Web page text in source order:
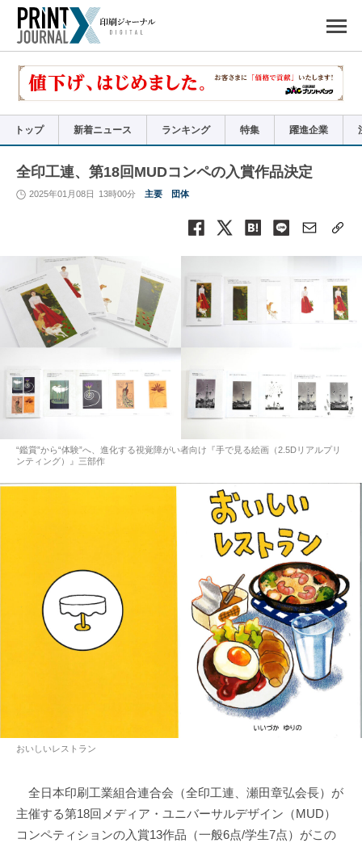
で
リ
トップ 新着ニュース ランキング 特集 躍進企業
全印工連、第18回MUDコンペの入賞作品決定
2025年01月08日 13時00分 主要 団体
“鑑賞”から“体験”へ、進化する視覚障がい者向け『手で見る絵画（2.5Dリアルプリ
ンティング）』三部作
おいしいレストラン
全日本印刷工業組合連合会（全印工連、瀬田章弘会長）が
主催する第18回メディア・ユニバーサルデザイン（MUD）
コンペティションの入賞13作品（一般6点/学生7点）がこの